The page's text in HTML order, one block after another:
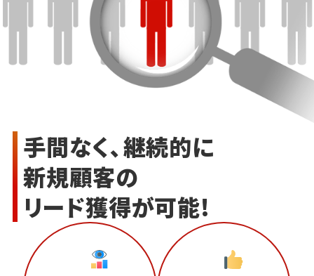
手間なく、継続的に
新規顧客の
リード獲得が可能!